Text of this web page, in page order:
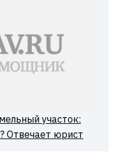
участок:
Отвечает юрист